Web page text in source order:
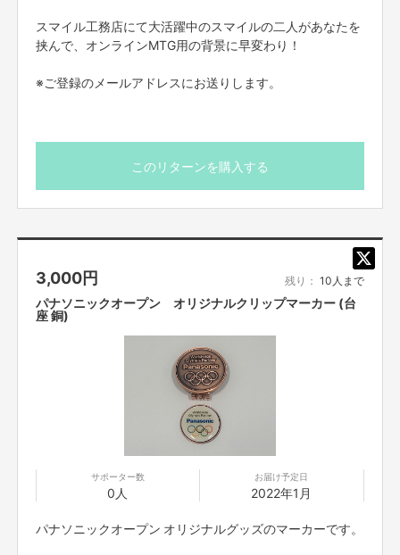
子どもからお年寄りまで。みんなが集まれる公園になって
「特別に新しい遊具が欲しいわけではなく、
ちょっと子どもが遊べる場所や、
憩いのスペースなどが出来れば嬉しいです。
私が小さい頃から親しんできた公園で、
今は周辺も年配のひとが多いから、
子どもたちが集まってきたらお年寄りたちも
家からでて集まって元気になるんとちゃうかな。
子どもからお年寄りまで憩える公園になったら
スマイル工務店にて大活躍中のスマイルの二人があなたを
挟んで、オンラインMTG用の背景に早変わり！
※ご登録のメールアドレスにお送りします。
このリターンを購入する
3,000円 残り： 10人まで
パナソニックオープン オリジナルクリップマーカー (台
座 銅)
サポーター数
0人
お届け予定日
2022年1月
パナソニックオープン オリジナルグッズのマーカーです。